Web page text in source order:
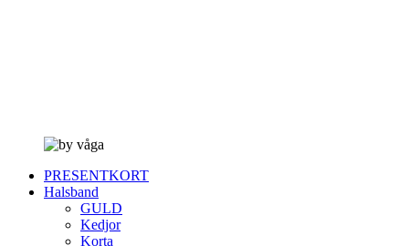
PRESENTKORT
Halsband
GULD
Kedjor
Korta